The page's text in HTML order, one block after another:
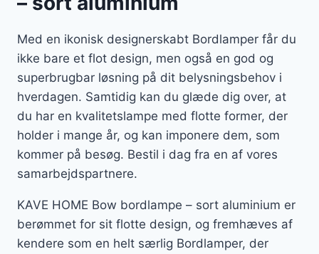
Med en ikonisk designerskabt Bordlamper får du
ikke bare et flot design, men også en god og
superbrugbar løsning på dit belysningsbehov i
hverdagen. Samtidig kan du glæde dig over, at
du har en kvalitetslampe med flotte former, der
holder i mange år, og kan imponere dem, som
kommer på besøg. Bestil i dag fra en af vores
samarbejdspartnere.
KAVE HOME Bow bordlampe – sort aluminium er
berømmet for sit flotte design, og fremhæves af
kendere som en helt særlig Bordlamper, der